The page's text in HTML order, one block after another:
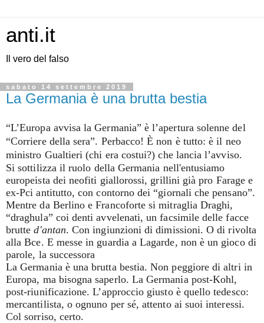
anti.it
Il vero del falso
sabato 14 settembre 2019
La Germania è una brutta bestia
“L’Europa avvisa la Germania” è l’apertura solenne del
“Corriere della sera”. Perbacco! È non è tutto: è il neo
ministro Gualtieri (chi era costui?) che lancia l’avviso.
Si sottilizza il ruolo della Germania nell'entusiamo
europeista dei neofiti giallorossi, grillini già pro Farage e
ex-Pci antitutto, con contorno dei “giornali che pensano”.
Mentre da Berlino e Francoforte si mitraglia Draghi,
“draghula” coi denti avvelenati, un facsimile delle facce
brutted'antan. Con ingiunzioni di dimissioni. O di rivolta
alla Bce. E messe in guardia a Lagarde, non è un gioco di
parole, la successora
La Germania è una brutta bestia. Non peggiore di altri in
Europa, ma bisogna saperlo. La Germania post-Kohl,
post-riunificazione. L’approccio giusto è quello tedesco:
mercantilista, o ognuno per sé, attento ai suoi interessi.
Col sorriso, certo.